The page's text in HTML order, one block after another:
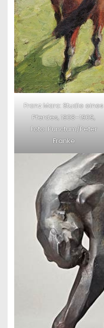
Franz Marc: Studie eines
Pferdes, 1908–1909,
Foto: Punctum/Peter
Franke